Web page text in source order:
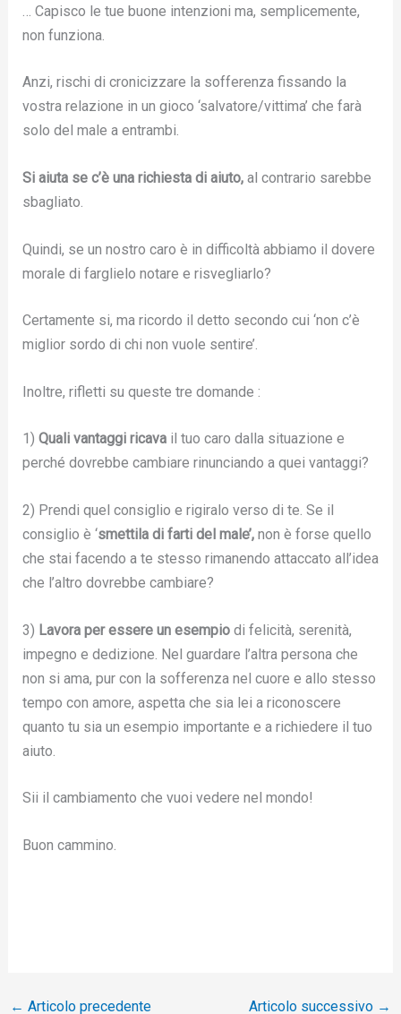
… Capisco le tue buone intenzioni ma, semplicemente,
non funziona.
Anzi, rischi di cronicizzare la sofferenza fissando la
vostra relazione in un gioco ‘salvatore/vittima’ che farà
solo del male a entrambi.
Si aiuta se c’è una richiesta di aiuto, al contrario sarebbe
sbagliato.
Quindi, se un nostro caro è in difficoltà abbiamo il dovere
morale di farglielo notare e risvegliarlo?
Certamente si, ma ricordo il detto secondo cui ‘non c’è
miglior sordo di chi non vuole sentire’.
Inoltre, rifletti su queste tre domande :
1) Quali vantaggi ricava il tuo caro dalla situazione e
perché dovrebbe cambiare rinunciando a quei vantaggi?
2) Prendi quel consiglio e rigiralo verso di te. Se il
consiglio è ‘smettila di farti del male’,non è forse quello
che stai facendo a te stesso rimanendo attaccato all’idea
che l’altro dovrebbe cambiare?
3) Lavora per essere un esempio di felicità, serenità,
impegno e dedizione. Nel guardare l’altra persona che
non si ama, pur con la sofferenza nel cuore e allo stesso
tempo con amore, aspetta che sia lei a riconoscere
quanto tu sia un esempio importante e a richiedere il tuo
aiuto.
Sii il cambiamento che vuoi vedere nel mondo!
Buon cammino.
← Articolo precedente Articolo successivo →